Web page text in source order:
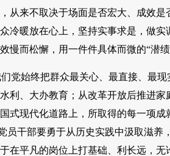
从来不取决于场面是否宏大、成效
冷暖放在心上，坚持实事求是，做
而松懈，用一件件具体而微的“潜绩
党始终把群众最关心、最直接、最
利、大办教育；从改革开放后推进
式现代化道路上，所取得的每一项
干部要勇于从历史实践中汲取滋养
在平凡的岗位上打基础、利长远，